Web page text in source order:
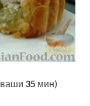
35 мин)